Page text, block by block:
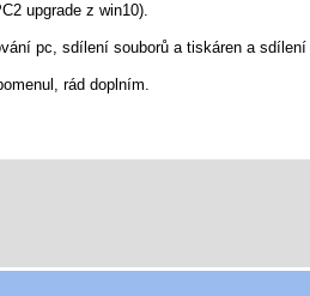
upgrade z win10).
pc, sdílení souborů a tiskáren a sdílení
rád doplním.